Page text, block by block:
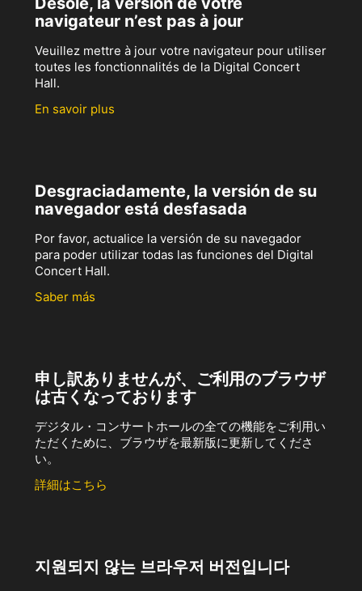
navigateur n’est pas à jour
Veuillez mettre à jour votre navigateur pour utiliser
toutes les fonctionnalités de la Digital Concert
Hall.
En savoir plus
Desgraciadamente, la versión de su
navegador está desfasada
Por favor, actualice la versión de su navegador
para poder utilizar todas las funciones del Digital
Concert Hall.
Saber más
申し訳ありませんが、ご利用のブラウザ
は古くなっております
デジタル・コンサートホールの全ての機能をご利用い
ただくために、ブラウザを最新版に更新してくださ
い。
詳細はこちら
지원되지 않는 브라우저 버전입니다